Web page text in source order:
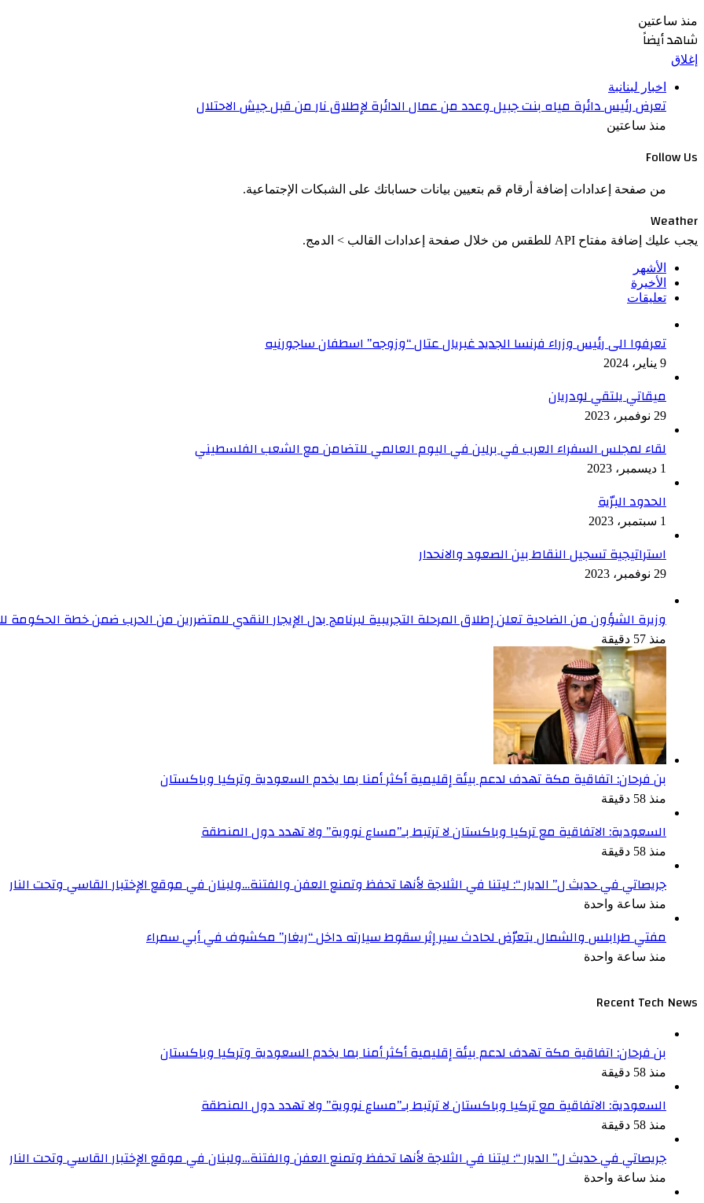
منذ ساعتين
شاهد أيضاً
إغلاق
اخبار لبنانبة
تعرض رئيس دائرة مياه بنت جبيل وعدد من عمال الدائرة لإطلاق نار من قبل جيش الاحتلال
منذ ساعتين
Follow Us
من صفحة إعدادات إضافة أرقام قم بتعيين بيانات حساباتك على الشبكات الإجتماعية.
Weather
يجب عليك إضافة مفتاح API للطقس من خلال صفحة إعدادات القالب > الدمج.
الأشهر
الأخيرة
تعليقات
تعرفوا الى رئيس وزراء فرنسا الجديد غبريال عتال “وزوجه” اسطفان ساجورنيه
9 يناير، 2024
ميقاتي يلتقي لودريان
29 نوفمبر، 2023
لقاء لمجلس السفراء العرب في برلين في اليوم العالمي للتضامن مع الشعب الفلسطيني
1 ديسمبر، 2023
الحدود البرّية
1 سبتمبر، 2023
استراتيجية تسجيل النقاط بين الصعود والانحدار
29 نوفمبر، 2023
وزيرة الشؤون من الضاحية تعلن إطلاق المرحلة التجريبية لبرنامج بدل الإيجار النقدي للمتضررين من الحرب ضمن خطة الحكومة
منذ 57 دقيقة
بن فرحان: اتفاقية مكة تهدف لدعم بيئة إقليمية أكثر أمنا بما يخدم السعودية وتركيا وباكستان
منذ 58 دقيقة
السعودية: الاتفاقية مع تركيا وباكستان لا ترتبط بـ”مساع نووية” ولا تهدد دول المنطقة
منذ 58 دقيقة
جريصاتي في حديث ل” الديار “: ليتنا في الثلاجة لأنها تحفظ وتمنع العفن والفتنة…ولبنان في موقع الإختبار القاسي وتحت النار
منذ ساعة واحدة
مفتي طرابلس والشمال يتعرّض لحادث سير إثر سقوط سيارته داخل “ريغار” مكشوف في أبي سمراء
منذ ساعة واحدة
Recent Tech News
بن فرحان: اتفاقية مكة تهدف لدعم بيئة إقليمية أكثر أمنا بما يخدم السعودية وتركيا وباكستان
منذ 58 دقيقة
السعودية: الاتفاقية مع تركيا وباكستان لا ترتبط بـ”مساع نووية” ولا تهدد دول المنطقة
منذ 58 دقيقة
جريصاتي في حديث ل” الديار “: ليتنا في الثلاجة لأنها تحفظ وتمنع العفن والفتنة…ولبنان في موقع الإختبار القاسي وتحت النار
منذ ساعة واحدة